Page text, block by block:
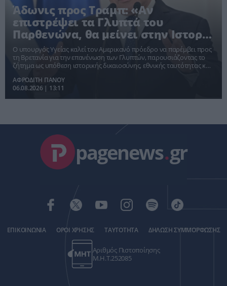
Άδωνις προς Τραμπ: «Αν
επιστρέψει τα Γλυπτά του
Παρθενώνα, θα μείνει στην Ιστορία
για χιλιάδες χρόνια»
Ο υπουργός Υγείας καλεί τον Αμερικανό πρόεδρο να παρέμβει προς
τη Βρετανία για την επανένωση των Γλυπτών, παρουσιάζοντας το
ζήτημα ως υπόθεση ιστορικής δικαιοσύνης, εθνικής ταυτότητας και
ΑΦΡΟΔΙΤΗ ΠΑΝΟΥ
06.08.2026 | 13:11
pagenews.gr
ΕΠΙΚΟΙΝΩΝΙΑ ΟΡΟΙ ΧΡΗΣΗΣ ΤΑΥΤΟΤΗΤΑ ΔΗΛΩΣΗ ΣΥΜΜΟΡΦΩΣΗΣ
Αριθμός Πιστοποίησης
Μ.Η.Τ.252085